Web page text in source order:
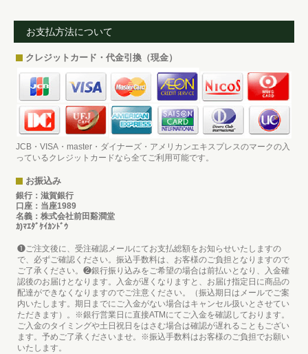
お支払方法について
クレジットカード・代金引換（現金）
JCB・VISA・master・ダイナーズ・アメリカンエキスプレスのマークの入
っているクレジットカードなら全てご利用可能です。
お振込み
銀行：滋賀銀行
口座：当座1989
名義：株式会社前田谿澗堂
ｶ)ﾏｴﾀﾞｹｲｶﾝﾄﾞｳ
❶ご注文後に、受注確認メールにてお支払総額をお知らせいたしますの
で、必ずご確認ください。振込手数料は、お客様のご負担となりますので
ご了承ください。❷銀行振り込みをご希望の場合は前払いとなり、入金確
認後のお届けとなります。入金が遅くなりますと、お届け指定日に商品の
配達ができなくなりますのでご注意ください。（振込期日はメールでご案
内いたします。期日までにご入金がない場合はキャンセル扱いとさせてい
ただきます）。※銀行営業日に直接ATMにてご入金を確認しております。
ご入金のタイミングや土日祝日をはさむ場合は確認が遅れることもござい
ます。予めご了承くださいませ。※振込手数料はお客様のご負担でお願い
いたします。